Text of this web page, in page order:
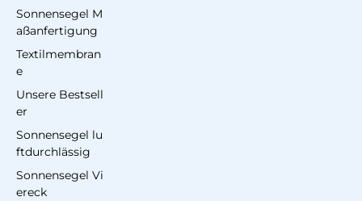
Sonnensegel M
aßanfertigung
Textilmembran
e
Unsere Bestsell
er
Sonnensegel lu
ftdurchlässig
Sonnensegel Vi
ereck